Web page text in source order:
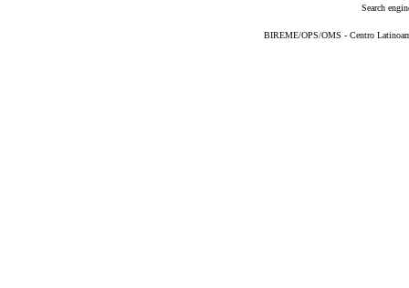
Search
BIREME/OPS/OMS - Centro